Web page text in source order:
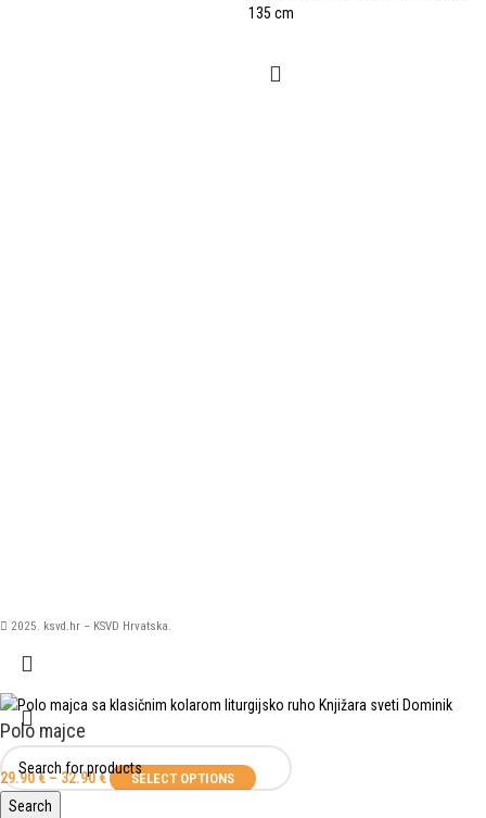
135 cm
2025. ksvd.hr – KSVD Hrvatska.
Search
Polo majce
29.90€– 32.90€ SELECT OPTIONS